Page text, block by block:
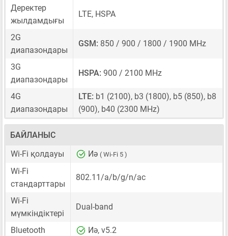
Деректер
жылдамдығы
LTE, HSPA
2G
диапазондары
GSM: 850 / 900 / 1800 / 1900 MHz
3G
диапазондары
HSPA: 900 / 2100 MHz
4G
диапазондары
LTE: b1 (2100), b3 (1800), b5 (850), b8
(900), b40 (2300 MHz)
БАЙЛАНЫС
Wi-Fi қолдауы
Иә ( Wi-Fi 5 )
Wi-Fi
стандарттары
802.11/a/b/g/n/ac
Wi-Fi
мүмкіндіктері
Dual-band
Bluetooth Иә, v5.2